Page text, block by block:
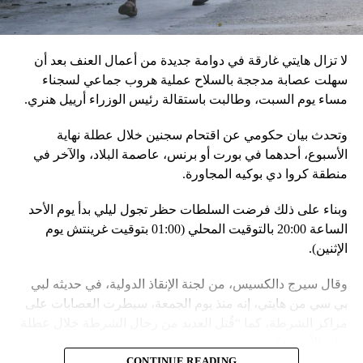
مرتبطة بإعلان موسكو عن مناورات نووية وستكون «متزامنة»
مع التدريبات الروسية، لافتاً إلى أنّ مناورة مينسك ستشمل على
في السياق، أشار رئيس أركان القوات المسلّحة البيلاروسية
الجنرال فيكتور غوليفيتش إلى أنّه «في إطار هذا الحدث، تمّت
احتياطي»، لافتاً إلى أنّه «فور إنجاز عملية الانتشار هذه،
سنستعرض المسائل المتعلّقة بالاستعدادات لاستخدام الأسلحة
النووية غير الاستراتيجية».
وفي أوكرانيا، فكّكت أجهزة الأمن شبكة من العملاء التابعين
لجهاز الأمن الفدرالي الروسي «كانوا يعدّون لاغتيال الرئيس
الأوكراني» فولوديمير زيلينسكي ومسؤولين كبار آخرين، مثل
أوامر من موسكو. وأوقفت الأجهزة الأوكرانية ضابطَي أمن،
مشيرةً إلى أن المشتبه فيهما اللذَين أوقفا «شخصان برتبة
الحكوميين.
لا تزال هايتي غارقة في دوامة جديدة من أعمال العنف بعد أن
سهلت عصابة مدججة بالسلاح عملية هروب جماعي لسجناء
مساء يوم السبت، وطالبت باستقالة رئيس الوزراء أرييل هنري.
وتحدث بيان حكومي عن اقتحام سجنين خلال عطلة نهاية
الأسبوع، أحدهما في بورت أو برنس، عاصمة البلاد، والآخر في
منطقة كروا دي بوكيه المجاورة.
وبناء على ذلك فرضت السلطات حظر تجول ليلي بدأ يوم الأحد
الساعة 20:00 بالتوقيت المحلي (01:00 بتوقيت غرينتش يوم
الإثنين).
وقال سيرج دالكسيس، من لجنة الإنقاذ الدولية، في حديثه لبي
بي سي من هايتي، إنه منذ يوم الجمعة، سيطرت العصابات على